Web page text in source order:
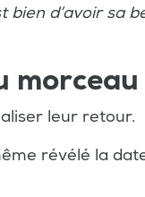
bien d’avoir sa
morceau
leur retour.
révélé la